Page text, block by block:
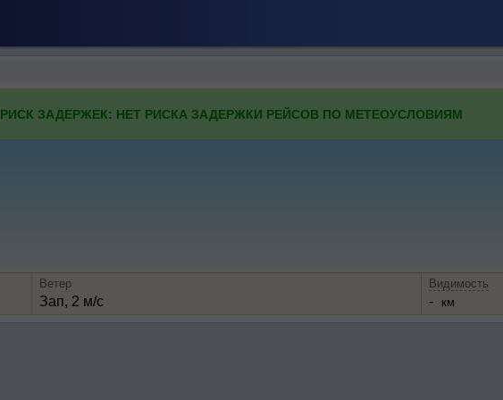
РИСК ЗАДЕРЖЕК: НЕТ РИСКА ЗАДЕРЖКИ РЕЙСОВ ПО МЕТЕОУСЛОВИЯМ
Ветер
Зап, 2 м/с
Видимость
- км